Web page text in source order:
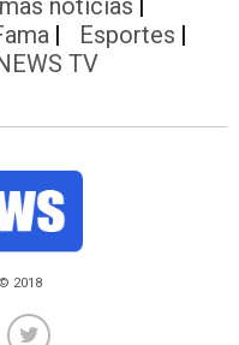
Esportes
TV
2018